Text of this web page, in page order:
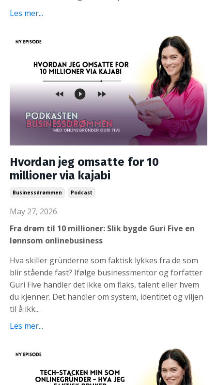
Les mer...
Hvordan jeg omsatte for 10
millioner via kajabi
Businessdrømmen Podcast
May 27, 2026
Fra drøm til 10 millioner: Slik bygde Guri Five en
lønnsom onlinebusiness
Hva skiller gründerne som faktisk lykkes fra de som
blir stående fast? Ifølge businessmentor og forfatter
Guri Five handler det ikke om flaks, talent eller hvem
du kjenner. Det handler om system, identitet og viljen
til å ikk...
Les mer...